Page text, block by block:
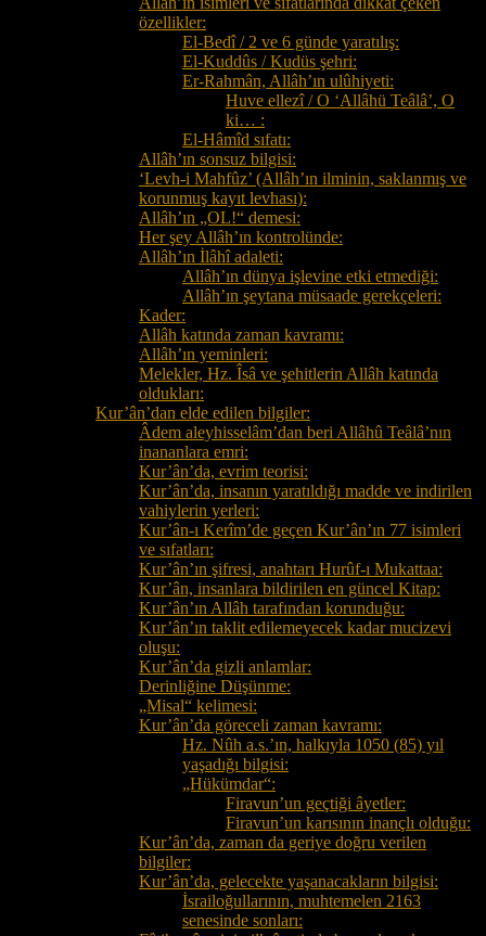
özellikler:
El-Bedî / 2 ve 6 günde yaratılış:
El-Kuddûs / Kudüs şehri:
Er-Rahmân, Allâh’ın ulûhiyeti:
Huve ellezî / O ‘Allâhü Teâlâ’, O
ki… :
El-Hâmîd sıfatı:
Allâh’ın sonsuz bilgisi:
‘Levh-i Mahfûz’ (Allâh’ın ilminin, saklanmış ve
korunmuş kayıt levhası):
Allâh’ın „OL!“ demesi:
Her şey Allâh’ın kontrolünde:
Allâh’ın İlâhî adaleti:
Allâh’ın dünya işlevine etki etmediği:
Allâh’ın şeytana müsaade gerekçeleri:
Kader:
Allâh katında zaman kavramı:
Allâh’ın yeminleri:
Melekler, Hz. Îsâ ve şehitlerin Allâh katında
oldukları:
Kur’ân’dan elde edilen bilgiler:
Âdem aleyhisselâm’dan beri Allâhû Teâlâ’nın
inananlara emri:
Kur’ân’da, evrim teorisi:
Kur’ân’da, insanın yaratıldığı madde ve indirilen
vahiylerin yerleri:
Kur’ân-ı Kerîm’de geçen Kur’ân’ın 77 isimleri
ve sıfatları:
Kur’ân’ın şifresi, anahtarı Hurûf-ı Mukattaa:
Kur’ân, insanlara bildirilen en güncel Kitap:
Kur’ân’ın Allâh tarafından korunduğu:
Kur’ân’ın taklit edilemeyecek kadar mucizevi
oluşu:
Kur’ân’da gizli anlamlar:
Derinliğine Düşünme:
„Misal“ kelimesi:
Kur’ân’da göreceli zaman kavramı:
Hz. Nûh a.s.’ın, halkıyla 1050 (85) yıl
yaşadığı bilgisi:
„Hükümdar“:
Firavun’un geçtiği âyetler:
Firavun’un karısının inançlı olduğu:
Kur’ân’da, zaman da geriye doğru verilen
bilgiler:
Kur’ân’da, gelecekte yaşanacakların bilgisi:
İsrailoğullarının, muhtemelen 2163
senesinde sonları: